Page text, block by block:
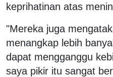
keprihatinan atas
"Mereka juga
menangkap lebih
dapat mengganggu
saya pikir itu sangat